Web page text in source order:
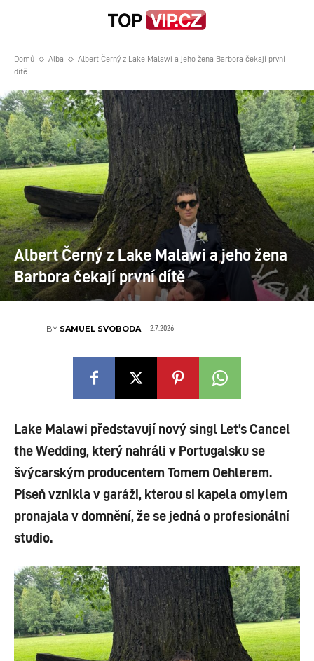
Domů Alba
Albert Černý z Lake Malawi a jeho žena Barbora čekají první
dítě
Albert Černý z Lake Malawi a jeho žena
Barbora čekají první dítě
BY SAMUEL SVOBODA 2.7.2026
Lake Malawi představují nový singl Let’s Cancel
the Wedding, kterýnahráli v Portugalsku se
švýcarským producentem Tomem Oehlerem.
Píseň vznikla v garáži, kterou si kapela omylem
pronajala v domnění, že se jedná o profesionální
studio.